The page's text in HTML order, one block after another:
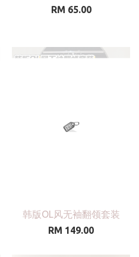
RM 65.00
韩版OL风无袖翻领套装
RM 149.00